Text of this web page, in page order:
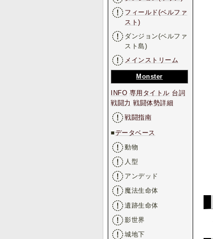
フィールド(ベルファ
スト)
ダンジョン(ベルファ
スト島)
メインストリーム
Monster
INFO 専用タイトル 台詞
戦闘力 戦闘体勢詳細
戦闘指南
■データベース
動物
人型
アンデッド
魔法生命体
遺跡生命体
影世界
城地下